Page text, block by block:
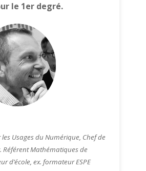
le 1er degré.
Usages du Numérique, Chef de
Référent Mathématiques de
d’école, ex. formateur ESPE